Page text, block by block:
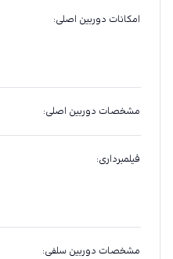
امکانات دوربین اصلی:
مشخصات دوربین اصلی:
فیلمبرداری:
مشخصات دوربین سلفی: